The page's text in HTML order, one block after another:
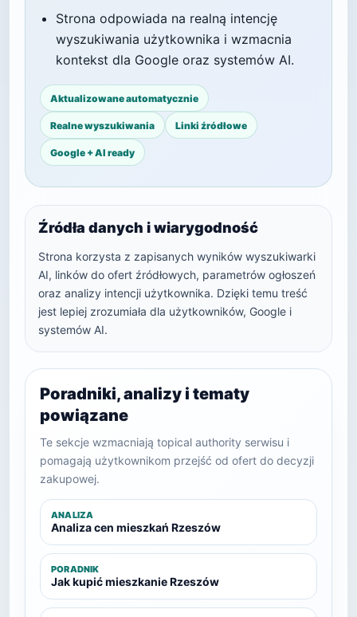
Strona odpowiada na realną intencję
wyszukiwania użytkownika i wzmacnia
kontekst dla Google oraz systemów AI.
Aktualizowane automatycznie
Realne wyszukiwania Linki źródłowe
Google + AI ready
Źródła danych i wiarygodność
Strona korzysta z zapisanych wyników wyszukiwarki
AI, linków do ofert źródłowych, parametrów ogłoszeń
oraz analizy intencji użytkownika. Dzięki temu treść
jest lepiej zrozumiała dla użytkowników, Google i
systemów AI.
Poradniki, analizy i tematy
powiązane
Te sekcje wzmacniają topical authority serwisu i
pomagają użytkownikom przejść od ofert do decyzji
zakupowej.
ANALIZA
Analiza cen mieszkań Rzeszów
PORADNIK
Jak kupić mieszkanie Rzeszów